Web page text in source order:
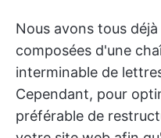
Nous avons tous
composées d'une
interminable de
Cependant, pour
préférable de